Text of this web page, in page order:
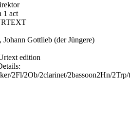
1 act
Gottlieb (der Jüngere)
edition
2Fl/2Ob/2clarinet/2bassoon2Hn/